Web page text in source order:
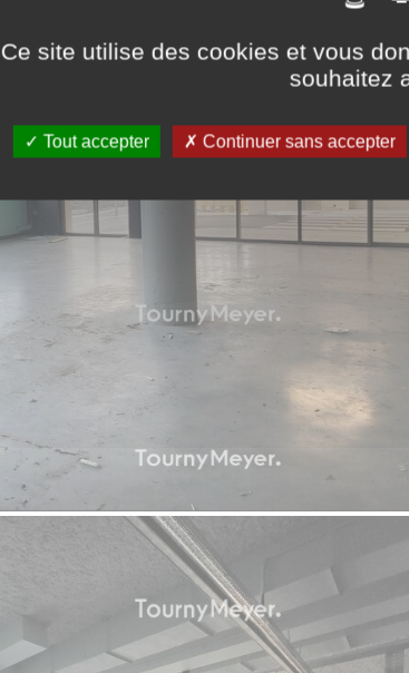
Ce site utilise des cookies et vous
souhaitez
Tout accepter Continuer sans accepter